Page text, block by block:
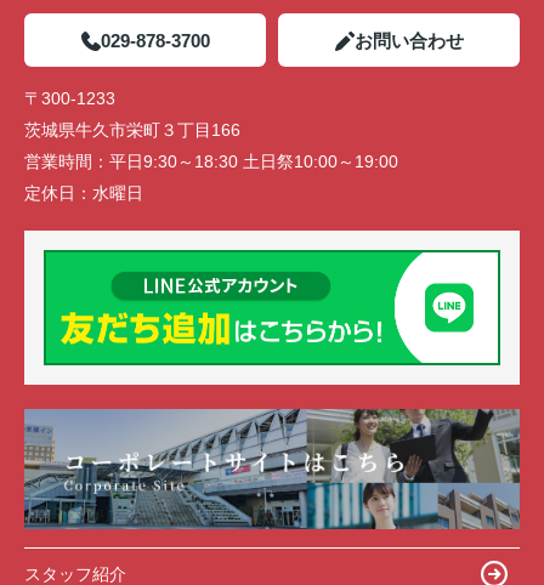
029-878-3700 お問い合わせ
〒300-1233
茨城県牛久市栄町３丁目166
営業時間： 平日9:30～18:30 土日祭10:00～19:00
定休日： 水曜日
スタッフ紹介